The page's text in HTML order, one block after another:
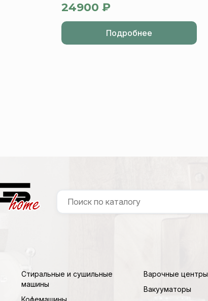
24900 ₽
Подробнее
Стиральные и сушильные
машины
Варочные центры
Вакууматоры